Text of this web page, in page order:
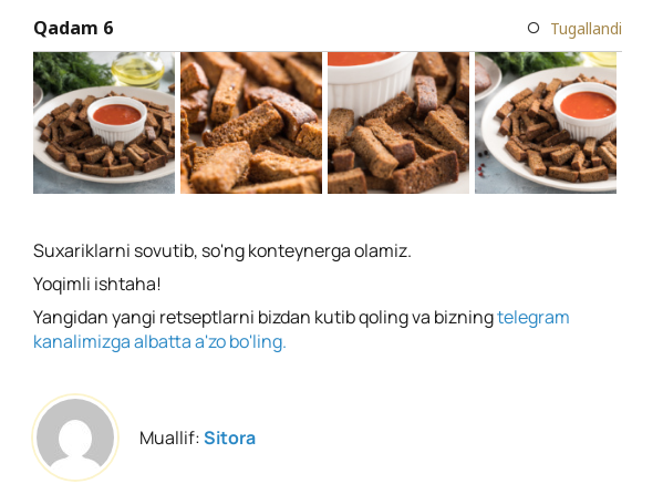
Qadam 6 Tugallandi
Suxariklarni sovutib, so'ng konteynerga olamiz.
Yoqimli ishtaha!
Yangidan yangi retseptlarni bizdan kutib qoling va bizningtelegram
kanalimizga albatta a'zo bo'ling.
Muallif:Sitora